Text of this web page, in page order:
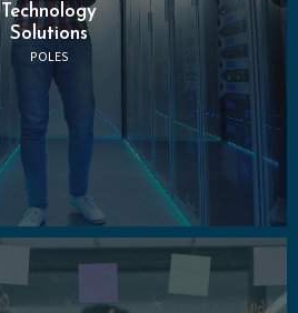
Technology
Solutions
POLES